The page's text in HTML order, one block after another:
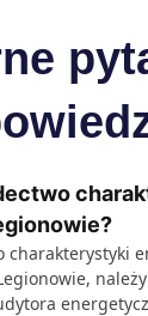
charakterystyki